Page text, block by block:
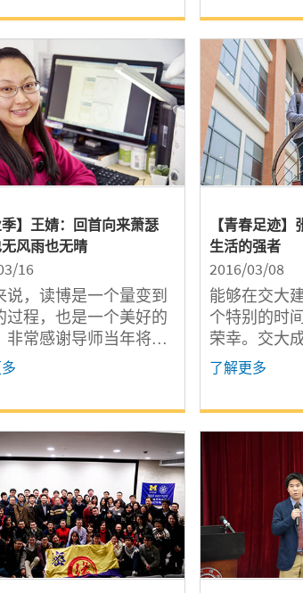
，望你有所益。
季】王婧：回首向来萧瑟
风雨也无晴
16
说，读博是一个量变到
过程，也是一个美好的
非常感谢导师当年将我
科学的大门，为我的人
了亮丽的一笔。
【青春足迹
生活的强者
2016/03/08
能够在交大
个特别的时
荣幸。交大
百废待兴之
摇、沧桑巨
不渝、长盛
数校友和学
情怀与使命
的强音，更
心谱写了一
了解更多